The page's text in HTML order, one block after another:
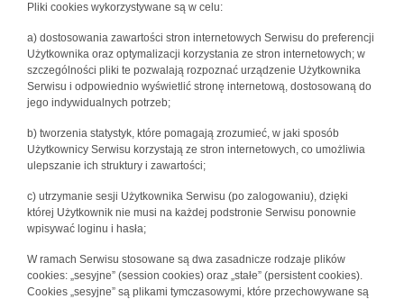
Pliki cookies wykorzystywane są w celu:
a) dostosowania zawartości stron internetowych Serwisu do preferencji
Użytkownika oraz optymalizacji korzystania ze stron internetowych; w
szczególności pliki te pozwalają rozpoznać urządzenie Użytkownika
Serwisu i odpowiednio wyświetlić stronę internetową, dostosowaną do
jego indywidualnych potrzeb;
b) tworzenia statystyk, które pomagają zrozumieć, w jaki sposób
Użytkownicy Serwisu korzystają ze stron internetowych, co umożliwia
ulepszanie ich struktury i zawartości;
c) utrzymanie sesji Użytkownika Serwisu (po zalogowaniu), dzięki
której Użytkownik nie musi na każdej podstronie Serwisu ponownie
wpisywać loginu i hasła;
W ramach Serwisu stosowane są dwa zasadnicze rodzaje plików
cookies: „sesyjne” (session cookies) oraz „stałe” (persistent cookies).
Cookies „sesyjne” są plikami tymczasowymi, które przechowywane są